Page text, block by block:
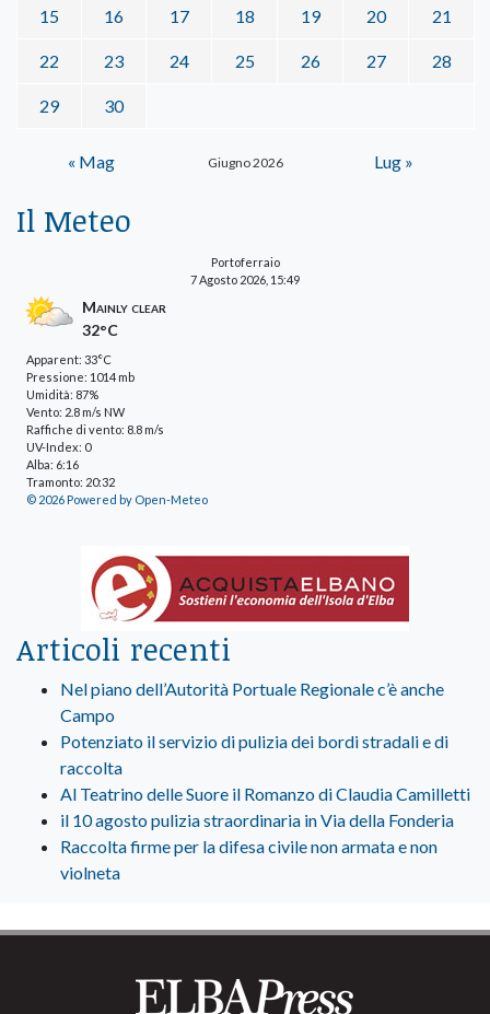
Giugno 2026
15 16 17 18 19 20 21
22 23 24 25 26 27 28
29 30
« Mag Lug »
Il Meteo
Portoferraio
7 Agosto 2026, 15:49
Mainly clear
32°C
Apparent: 33°C
Pressione: 1014 mb
Umidità: 87%
Vento: 2.8 m/s NW
Raffiche di vento: 8.8 m/s
UV-Index: 0
Alba: 6:16
Tramonto: 20:32
© 2026 Powered by Open-Meteo
Articoli recenti
Nel piano dell’Autorità Portuale Regionale c’è anche
Campo
Potenziato il servizio di pulizia dei bordi stradali e di
raccolta
Al Teatrino delle Suore il Romanzo di Claudia Camilletti
il 10 agosto pulizia straordinaria in Via della Fonderia
Raccolta firme per la difesa civile non armata e non
violneta